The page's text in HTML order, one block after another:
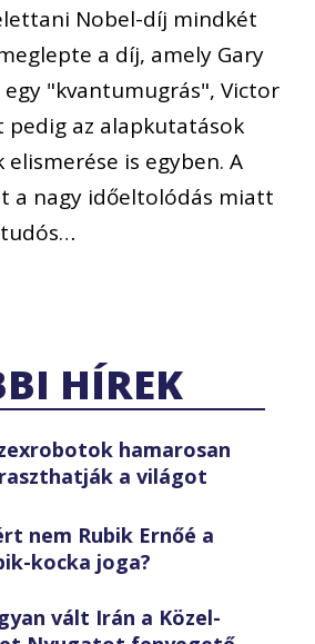
Nobel-díj mindkét
a díj, amely Gary
egy "kvantumugrás", Victor
pedig az alapkutatások
is egyben. A
a nagy időeltolódás miatt
HÍREK
hamarosan
a világot
nem Rubik Ernőé a
kocka joga?
vált Irán a Közel-